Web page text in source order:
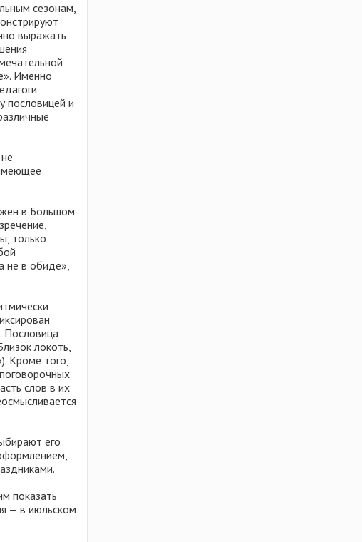
сезонам,
выражать
Именно
пословицей и
в Большом
только
не в обиде»,
Пословица
локоть,
Кроме того,
слов в их
его
показать
— в июльском